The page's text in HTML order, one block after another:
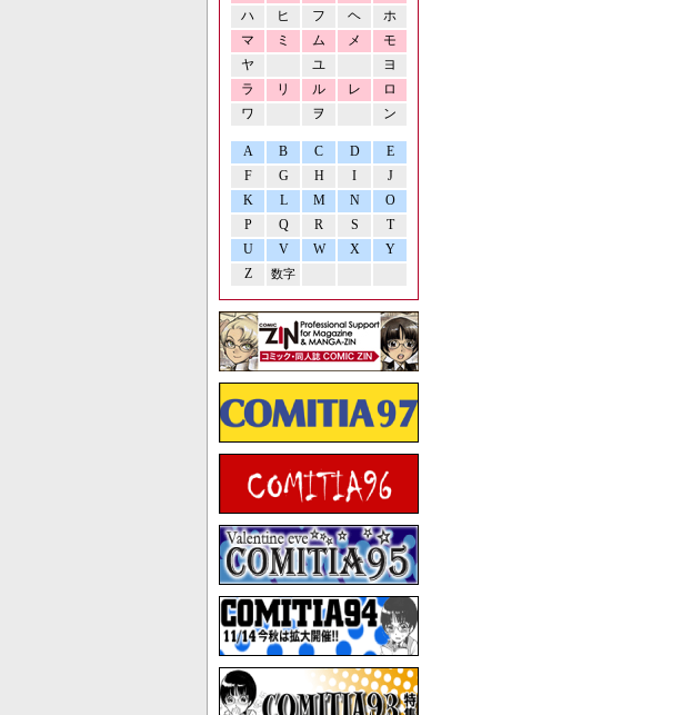
ハ
ヒ フ ヘ
ホ
マ
ミ ム メ
モ
ヤ
ユ
ヨ
ラ
リ ル レ
ロ
ワ
ヲ ン
A B C D
E
F
G H I
J
K
L M N
O
P
Q R S
T
U
V W X
Y
Z
数字